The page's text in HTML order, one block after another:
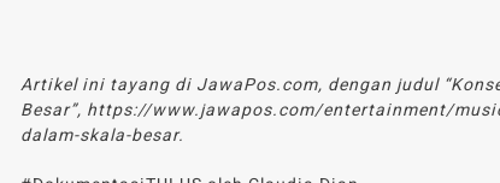
Artikel ini tayang di JawaPos.com, dengan judul
Besar”, https://www.jawapos.com/entertainment/
dalam-skala-besar.